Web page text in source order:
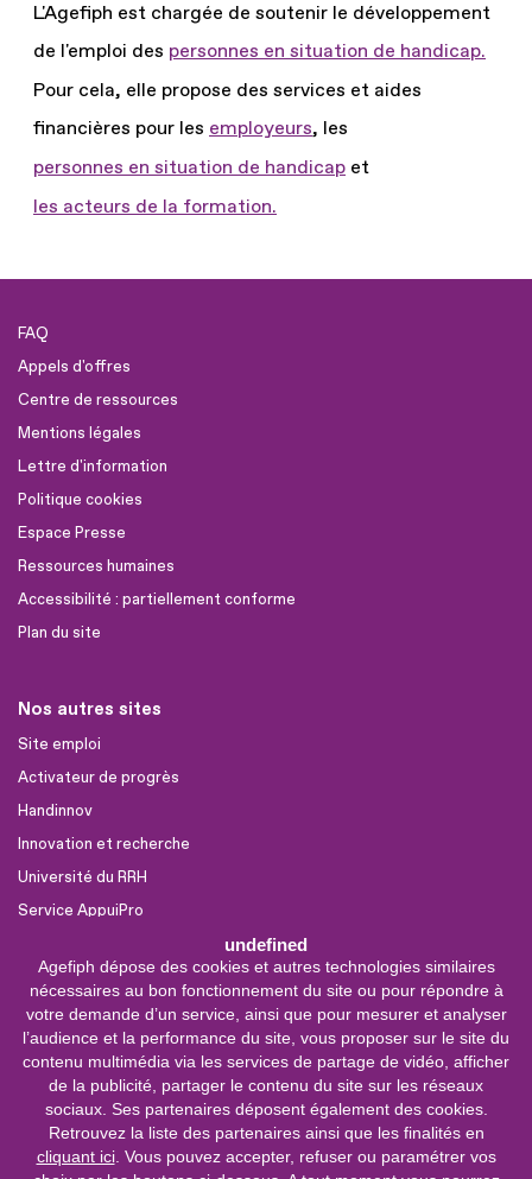
undefined
Agefiph dépose des cookies et autres technologies similaires
nécessaires au bon fonctionnement du site ou pour répondre à
votre demande d’un service, ainsi que pour mesurer et analyser
l’audience et la performance du site, vous proposer sur le site du
contenu multimédia via les services de partage de vidéo, afficher
de la publicité, partager le contenu du site sur les réseaux
sociaux. Ses partenaires déposent également des cookies.
Retrouvez la liste des partenaires ainsi que les finalités en
cliquant ici. Vous pouvez accepter, refuser ou paramétrer vos
L'Agefiph est chargée de soutenir le développement
de l'emploi des personnes en situation de handicap.
Pour cela, elle propose des services et aides
financières pour les employeurs, les
personnes en situation de handicap et
les acteurs de la formation.
FAQ
Appels d'offres
Centre de ressources
Mentions légales
Lettre d'information
Politique cookies
Espace Presse
Ressources humaines
Accessibilité : partiellement conforme
Plan du site
Nos autres sites
Site emploi
Activateur de progrès
Handinnov
Innovation et recherche
Université du RRH
Service AppuiPro
Nous suivre
Youtube
Linkedin
Facebook